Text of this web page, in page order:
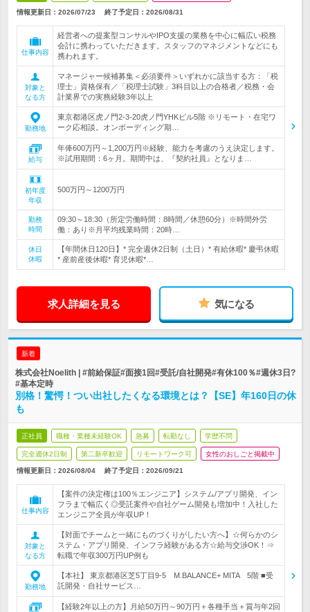
情報更新日：2026/07/23 終了予定日： 2026/08/31
仕事内容
経営者への提案型コンサルやIPO支援の業務を中心に幅広い税務
会計に携わっていただきます。スタッフのマネジメントなどにも
携われます。
対象と
なる方
マネージャー候補募集＜必須要件＞いずれかに該当する方：「税
理士」資格保有／「税理士試験」3科目以上の合格者／税務・会
計業界での実務経験3年以上
勤務地
東京都港区虎ノ門2-3-20虎ノ門YHKビル5階 ※リモート・在宅ワ
ーク応相談。オンボーディング期…
給与
年俸600万円～1,200万円※経験、能力を考慮のうえ決定します。
※試用期間：6ヶ月。期間中は、『契約社員』となりま…
初年度
年収
500万円～1200万円
勤務
時間
09:30～18:30（所定労働時間：8時間／休憩60分）※時間外労
働：あり※月平均残業時間：20時…
休日
休暇
【年間休日120日】* 完全週休2日制（土日）* 有給休暇* 慶弔休暇
* 産前産後休暇* 育児休暇*…
求人詳細を見る 気になる
新着
株式会社Noelith | #前給保証#面接1回#受託/自社開発#有休100％#週休3日?
#基本定時
別格！驚愕！つい出社したくなる環境とは？【SE】年160日の休
も
正社員 職種・業種未経験OK 急募 転勤なし 学歴不問
完全週休2日制 第二新卒歓迎 リモートワーク可 女性のおしごと掲載中
情報更新日：2026/08/04 終了予定日： 2026/09/21
仕事内容
【案件の決定権は100％エンジニア】システム/アプリ開発、イン
フラまで幅広く◎受託案件や自社ゲーム開発も増加中！入社した
エンジニア全員が年収UP！
対象と
なる方
【対面でチームと一緒にものづくりがしたい方へ】☆何らかのシ
ステム・アプリ開発、インフラ経験がある方☆給与交渉OK！⇒
転職で年収300万円UP例も
勤務地
【本社】 東京都港区芝5丁目9‐5 M.BALANCE+ MITA 5階 ■受
託開発・自社サービス…
【経験2年以上の方】月給50万円～90万円＋各種手当＋賞与年2回